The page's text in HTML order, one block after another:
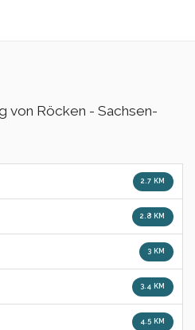
von Röcken - Sachsen-
2.7 KM
2.8 KM
3 KM
3.4 KM
4.5 KM